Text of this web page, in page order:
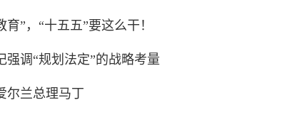
育”，“十五五”要这么干！
强调“规划法定”的战略考量
尔兰总理马丁